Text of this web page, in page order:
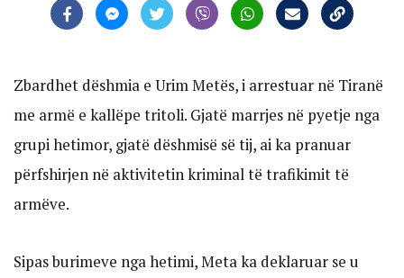
Zbardhet dëshmia e Urim Metës, i arrestuar në Tiranë
me armë e kallëpe tritoli. Gjatë marrjes në pyetje nga
grupi hetimor, gjatë dëshmisë së tij, ai ka pranuar
përfshirjen në aktivitetin kriminal të trafikimit të
armëve.
Sipas burimeve nga hetimi, Meta ka deklaruar se u